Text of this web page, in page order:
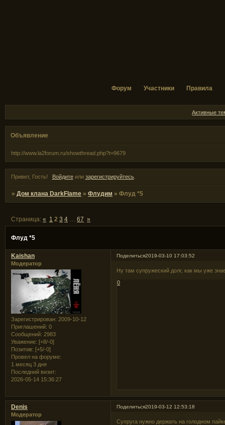
Форум Участники Правила
Активные
Объявление
http://www.la2forum.ru/showthread.php?t=9679
Привет, Гость! Войдитеили зарегистрируйтесь.
»Дом клана DarkFlame »Флудим »Флуд *5
Флуд *5
Страница:« 1 2 3 4 … 67 »
Поделиться2019-03-10 17:03:52
Kaishan
Модератор
Зарегистрирован: 2009-10-12
Приглашений: 0
Сообщений: 2983
Уважение: [+8/-0]
Позитив: [+5/-0]
Провел на форуме:
1 месяц 3 дня
Последний визит:
2026-05-14 15:36:27
Ну там супружеский долг, как мы уже
0
Поделиться2019-03-12 12:53:18
Denis
Модератор
Супруга нужно держать на голодном